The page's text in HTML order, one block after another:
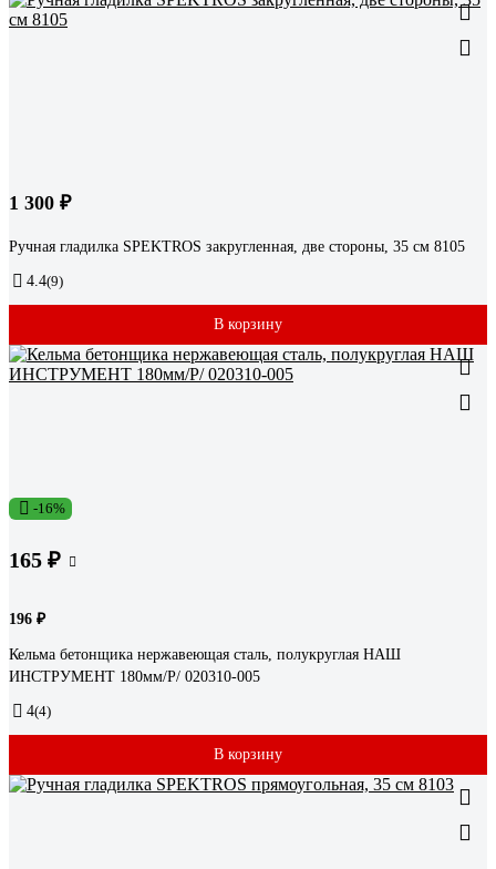
1 300 ₽
Ручная гладилка SPEKTROS закругленная, две стороны, 35 см 8105
4.4(9)
В корзину
-16%
165 ₽
196 ₽
Кельма бетонщика нержавеющая сталь, полукруглая НАШ
ИНСТРУМЕНТ 180мм/Р/ 020310-005
4(4)
В корзину